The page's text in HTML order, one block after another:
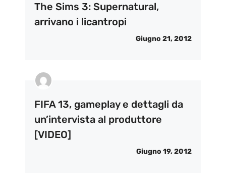
The Sims 3: Supernatural,
arrivano i licantropi
Giugno 21, 2012
FIFA 13, gameplay e dettagli da
un’intervista al produttore
[VIDEO]
Giugno 19, 2012